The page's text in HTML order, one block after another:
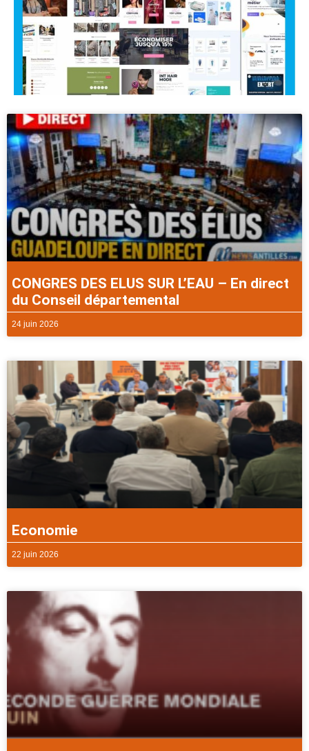
CONGRES DES ELUS SUR L’EAU – En direct
du Conseil départemental
24 juin 2026
Economie
22 juin 2026